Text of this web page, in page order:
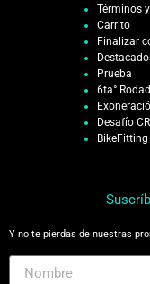
Términos
Carrito
Finalizar
Prueba
6ta°
Desafío
BikeFitting
Y no te pierdas de nuestras